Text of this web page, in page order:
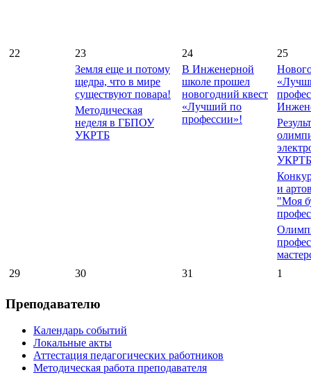
22
23
Земля еще и потому
щедра, что в мире
существуют повара!
Методическая
неделя в ГБПОУ
УКРТБ
24
В Инженерной
школе прошел
новогодний квест
«Лучший по
профессии»!
25
УКРТБ
и
"Моя
29
30 31 1
Преподавателю
Календарь событий
Локальные акты
Аттестация педагогических работников
Методическая работа преподавателя